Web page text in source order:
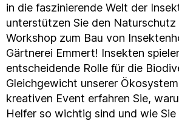
in die faszinierende Welt der
unterstützen Sie den Naturschutz
Workshop zum Bau von
Gärtnerei Emmert! Insekten
entscheidende Rolle für die
Gleichgewicht unserer
kreativen Event erfahren Sie,
Helfer so wichtig sind und wie Sie